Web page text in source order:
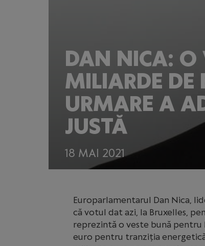
18 MAI 2021
DAN NICA: O
MILIARDE DE
URMARE A
JUSTĂ
Europarlamentarul Dan Nica,
că votul dat azi, la Bruxelles,
reprezintă o veste bună pentru
euro pentru tranziția